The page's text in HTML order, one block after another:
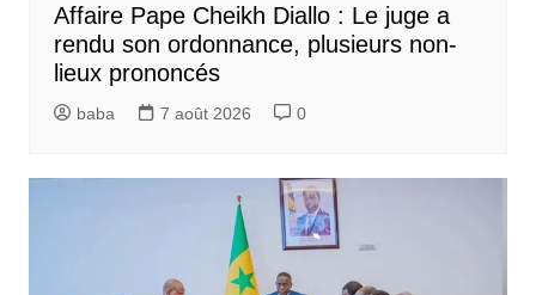
Affaire Pape Cheikh Diallo : Le juge a
rendu son ordonnance, plusieurs non-
lieux prononcés
baba 7 août 2026 0